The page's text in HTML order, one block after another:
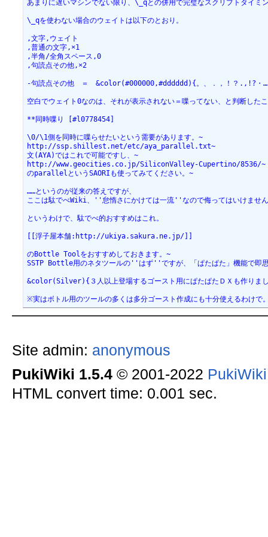
あまりに遅いマシンでない限り、\_qとの併用で完璧なスクリプトタイミ
\_qを使わない場合のウェイトは以下のとおり。
,文字,ウェイト
,普通の文字,×1
,半角/全角スペース,0
,句読点その他,×2
-句読点その他　＝　&color(#000000,#dddddd){。、．，！？.,!?
空白でウェイト0なのは、それが表示されない＝喋ってない、と判断した
**同時喋り [#l0778454]
\0/\1側を同時に喋らせたいという需要があります。~
http://ssp.shillest.net/etc/aya_parallel.txt~
文(AYA)ではこれで可能ですし、~
http://www.geocities.co.jp/SiliconValley-Cupertino/8536/~
のparallelというSAORIも使ってみてください。~
……というのが従来の答えですが、
ここは駄でべWiki、''怠惰さにかけては一流''なので侮ってはいけませ
というわけで、駄でべ的おすすめはこれ。
[[浮子屋本舗:http://ukiya.sakura.ne.jp/]]
のBottle Toolをおすすめしておきます。~
SSTP Bottle用のネタツールの''はず''ですが、「ぱたぱた」機能で即思
&color(Silver){３人以上登場するゴースト用にぱたぱたＤＸも作り
※実はボトル用のツールの多くは多分ゴースト作成にも十分使えるわけで
Site admin: anonymous
PukiWiki 1.5.4© 2001-2022
HTML convert time: 0.001 sec.